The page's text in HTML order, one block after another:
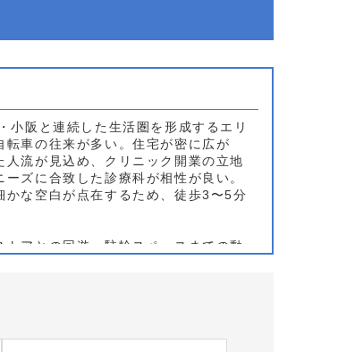
小阪と連続した生活圏を形成するエリ
車の往来が多い。住宅が密に広が
流が見込め、クリニック開業の立地
ズに合致した診療科が相性が良い。
な空白が点在するため、徒歩3〜5分
アとの回遊、駐輪スペースまでの動
競合調査では駅両側の徒歩圏を分け
とよい。